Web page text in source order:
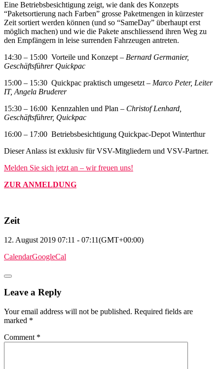
Eine Betriebsbesichtigung zeigt, wie dank des Konzepts
“Paketsortierung nach Farben” grosse Paketmengen in kürzester
Zeit sortiert werden können (und so “SameDay” überhaupt erst
möglich machen) und wie die Pakete anschliessend ihren Weg zu
den Empfängern in leise surrenden Fahrzeugen antreten.
14:30 – 15:00 Vorteile und Konzept – Bernard Germanier,
Geschäftsführer Quickpac
15:00 – 15:30 Quickpac praktisch umgesetzt – Marco Peter, Leiter
IT, Angela Bruderer
15:30 – 16:00 Kennzahlen und Plan – Christof Lenhard,
Geschäftsführer, Quickpac
16:00 – 17:00 Betriebsbesichtigung Quickpac-Depot Winterthur
Dieser Anlass ist exklusiv für VSV-Mitgliedern und VSV-Partner.
Melden Sie sich jetzt an – wir freuen uns!
ZUR ANMELDUNG
Zeit
12. August 2019 07:11 - 07:11(GMT+00:00)
CalendarGoogleCal
Leave a Reply
Your email address will not be published. Required fields are
marked *
Comment *